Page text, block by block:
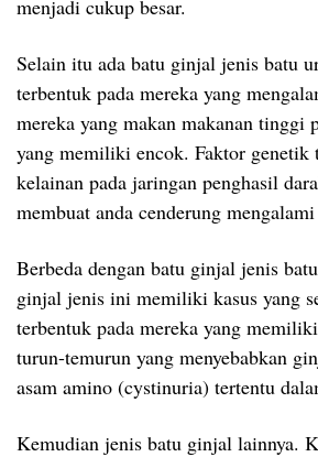
menjadi cukup besar.
Selain itu ada batu ginjal jenis batu
terbentuk pada mereka yang
mereka yang makan makanan tinggi
yang memiliki encok. Faktor genetik
kelainan pada jaringan penghasil
membuat anda cenderung
Berbeda dengan batu ginjal jenis
ginjal jenis ini memiliki kasus yang
terbentuk pada mereka yang
turun-temurun yang menyebabkan
asam amino (cystinuria) tertentu
Kemudian jenis batu ginjal lainnya.